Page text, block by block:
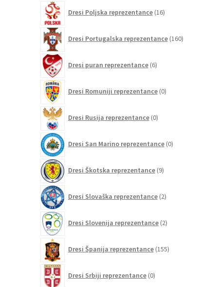
Dresi Poljska reprezentance 16izdelkov
Dresi Portugalska reprezentance 160izdelkov
Dresi puran reprezentance 6izdelkov
Dresi Romuniji reprezentance 0izdelkov
Dresi Rusija reprezentance 0izdelkov
Dresi San Marino reprezentance 0izdelkov
Dresi Škotska reprezentance 9izdelkov
Dresi Slovaška reprezentance 2izdelka
Dresi Slovenija reprezentance 2izdelka
Dresi Španija reprezentance 155izdelkov
Dresi Srbiji reprezentance 0izdelkov